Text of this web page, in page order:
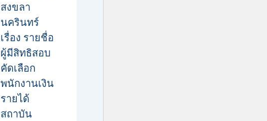
สงขลา
นครินทร์
เรื่อง รายชื่อ
ผู้มีสิทธิสอบ
คัดเลือก
พนักงานเงิน
รายได้
สถาบัน